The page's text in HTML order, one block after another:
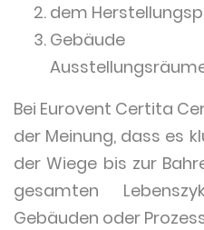
dem
Gebäude
Bei Eurovent Certita
der Meinung, dass es
der Wiege bis zur
gesamten
Gebäuden oder